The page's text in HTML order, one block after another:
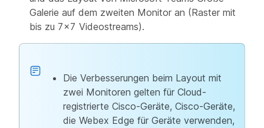
Galerie auf dem zweiten Monitor an (Raster mit
bis zu 7x7 Videostreams).
Die Verbesserungen beim Layout mit
zwei Monitoren gelten für Cloud-
registrierte Cisco-Geräte, Cisco-Geräte,
die Webex Edge für Geräte verwenden,